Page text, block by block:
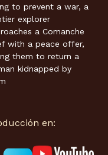
to prevent a war, a
explorer
a Comanche
with a peace offer,
them to return a
kidnapped by
en: